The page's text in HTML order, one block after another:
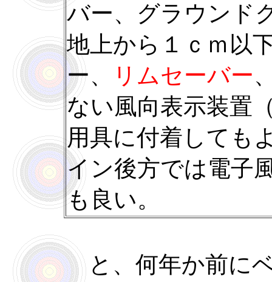
バー、グラウンド
地上から１ｃｍ以
ー、
リムセーバー
ない風向表示装置
用具に付着しても
イン後方では電子
も良い。
と、何年か前に